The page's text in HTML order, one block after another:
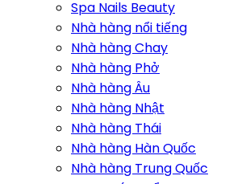
Spa Nails Beauty
Nhà hàng nổi tiếng
Nhà hàng Chay
Nhà hàng Phở
Nhà hàng Âu
Nhà hàng Nhật
Nhà hàng Thái
Nhà hàng Hàn Quốc
Nhà hàng Trung Quốc